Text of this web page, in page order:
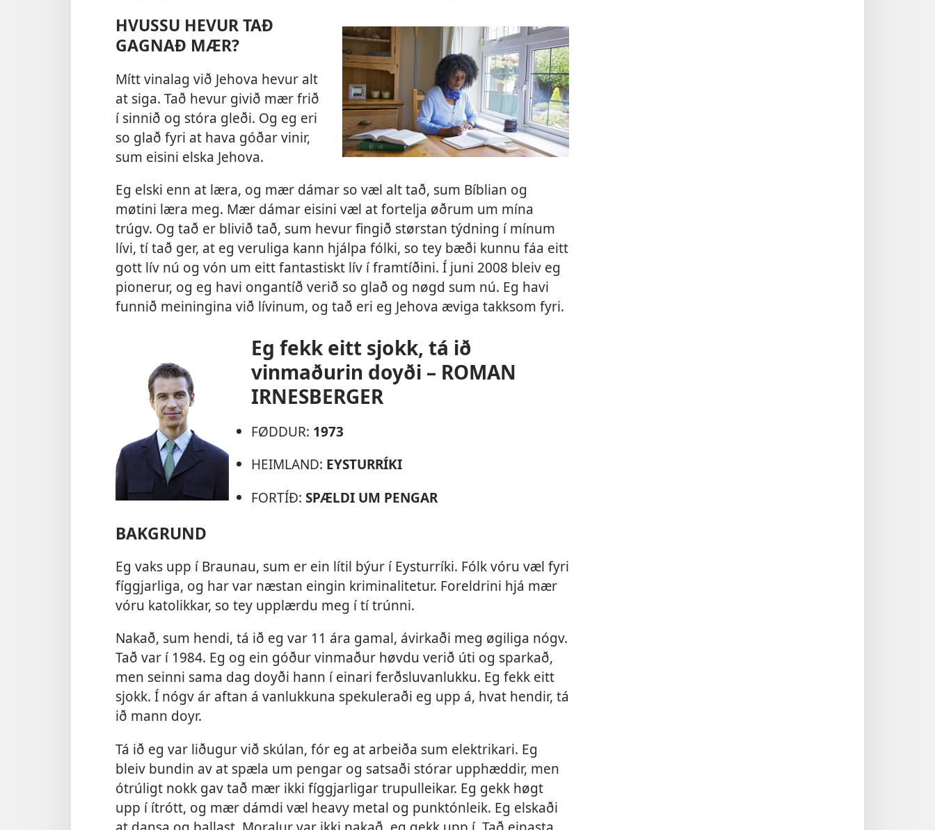
HVUSSU HEVUR TAÐ
GAGNAÐ MÆR?
Mítt vinalag við Jehova hevur alt
at siga. Tað hevur givið mær frið
í sinnið og stóra gleði. Og eg eri
so glað fyri at hava góðar vinir,
sum eisini elska Jehova.
Eg elski enn at læra, og mær dámar so væl alt tað, sum Bíblian og
møtini læra meg. Mær dámar eisini væl at fortelja øðrum um mína
trúgv. Og tað er blivið tað, sum hevur fingið størstan týdning í mínum
lívi, tí tað ger, at eg veruliga kann hjálpa fólki, so tey bæði kunnu fáa eitt
gott lív nú og vón um eitt fantastiskt lív í framtíðini. Í juni 2008 bleiv eg
pionerur, og eg havi ongantíð verið so glað og nøgd sum nú. Eg havi
funnið meiningina við lívinum, og tað eri eg Jehova æviga takksom fyri.
Eg fekk eitt sjokk, tá ið
vinmaðurin doyði – ROMAN
IRNESBERGER
FØDDUR: 1973
HEIMLAND: EYSTURRÍKI
FORTÍÐ: SPÆLDI UM PENGAR
BAKGRUND
Eg vaks upp í Braunau, sum er ein lítil býur í Eysturríki. Fólk vóru væl fyri
fíggjarliga, og har var næstan eingin kriminalitetur. Foreldrini hjá mær
vóru katolikkar, so tey upplærdu meg í tí trúnni.
Nakað, sum hendi, tá ið eg var 11 ára gamal, ávirkaði meg øgiliga nógv.
Tað var í 1984. Eg og ein góður vinmaður høvdu verið úti og sparkað,
men seinni sama dag doyði hann í einari ferðsluvanlukku. Eg fekk eitt
sjokk. Í nógv ár aftan á vanlukkuna spekuleraði eg upp á, hvat hendir, tá
ið mann doyr.
Tá ið eg var liðugur við skúlan, fór eg at arbeiða sum elektrikari. Eg
bleiv bundin av at spæla um pengar og satsaði stórar upphæddir, men
ótrúligt nokk gav tað mær ikki fíggjarligar trupulleikar. Eg gekk høgt
upp í ítrótt, og mær dámdi væl heavy metal og punktónleik. Eg elskaði